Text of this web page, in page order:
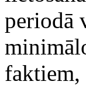
periodā
faktiem,